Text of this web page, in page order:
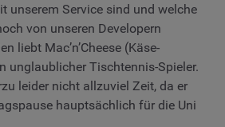
unserem Service sind und welche
von unseren Developern
liebt Mac’n’Cheese (Käse-
unglaublicher Tischtennis-Spieler.
leider nicht allzuviel Zeit, da er
hauptsächlich für die Uni